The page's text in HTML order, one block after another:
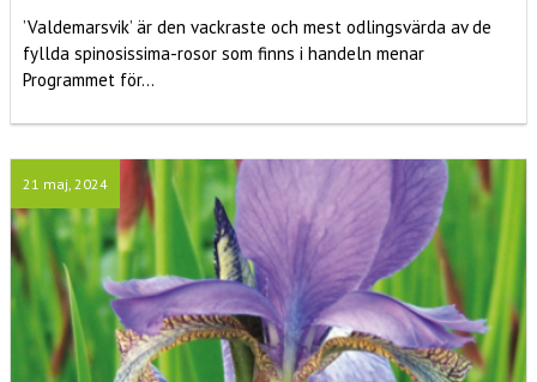
’Valdemarsvik’ är den vackraste och mest odlingsvärda av de
fyllda spinosissima-rosor som finns i handeln menar
Programmet för...
21 maj, 2024